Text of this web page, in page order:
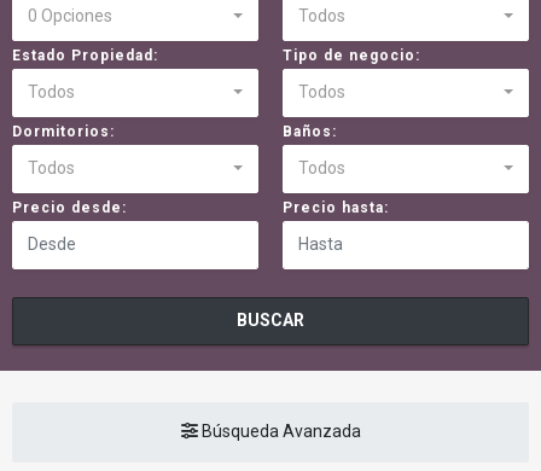
0 Opciones Todos
Estado Propiedad:
Todos
Tipo de negocio:
Todos
Dormitorios:
Todos
Baños:
Todos
Precio desde: Precio hasta:
BUSCAR
Búsqueda Avanzada